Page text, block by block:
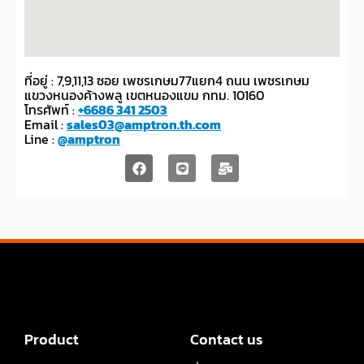
ที่อยู่ : 7,9,11,13 ซอย เพชรเกษม77แยก4 ถนน เพชรเกษม
แขวงหนองค้างพลู เขตหนองแขม กทม. 10160
โทรศัพท์ :+6686 341 2503
Email :sales03@amptron.th.com
Line :@amptron
Product
Contact us